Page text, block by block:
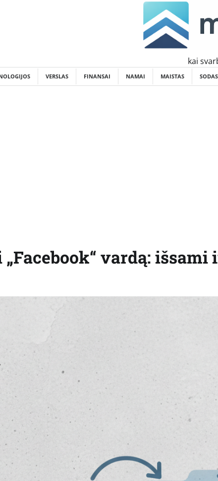
kai
VERSLAS FINANSAI NAMAI MAISTAS SODAS
vardą: